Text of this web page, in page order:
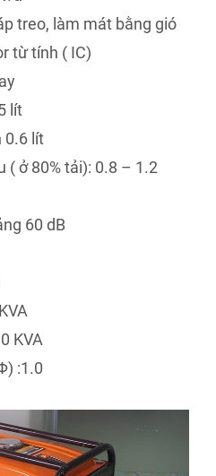
treo, làm mát bằng gió
từ tính ( IC)
lít
0.6 lít
( ở 80% tải): 0.8 – 1.2
60 dB
KVA
:1.0